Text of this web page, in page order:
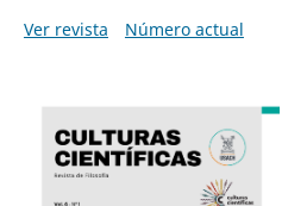
Ver revista
Número actual